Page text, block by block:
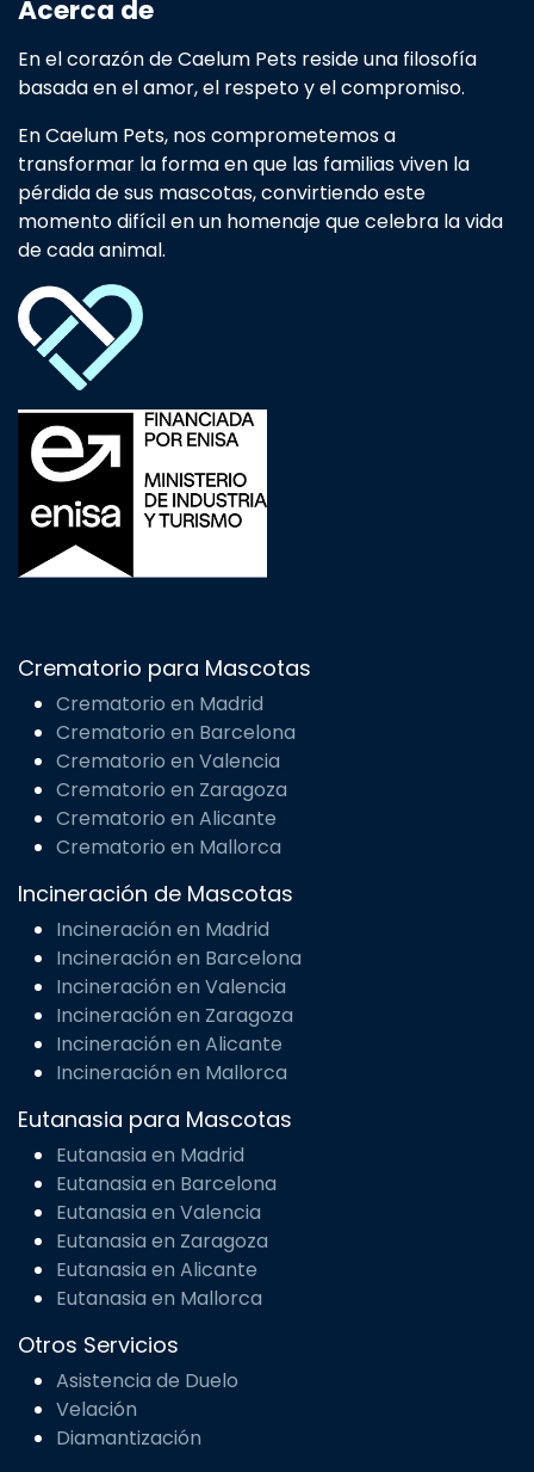
Acerca de
En el corazón de Caelum Pets reside una filosofía
basada en el amor, el respeto y el compromiso.
En Caelum Pets, nos comprometemos a
transformar la forma en que las familias viven la
pérdida de sus mascotas, convirtiendo este
momento difícil en un homenaje que celebra la vida
de cada animal.
Crematorio para Mascotas
Crematorio en Madrid
Crematorio en Barcelona
Crematorio en Valencia
Crematorio en Zaragoza
Crematorio en Alicante
Crematorio en Mallorca
Incineración de Mascotas
Incineración en Madrid
Incineración en Barcelona
Incineración en Valencia
Incineración en Zaragoza
Incineración en Alicante
Incineración en Mallorca
Eutanasia para Mascotas
Eutanasia en Madrid
Eutanasia en Barcelona
Eutanasia en Valencia
Eutanasia en Zaragoza
Eutanasia en Alicante
Eutanasia en Mallorca
Otros Servicios
Asistencia de Duelo
Velación
Diamantización